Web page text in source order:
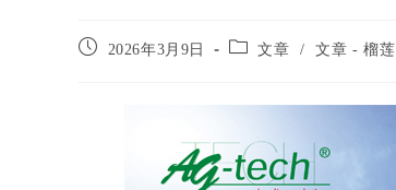
2026年3月9日 文章 / 文章 - 榴莲